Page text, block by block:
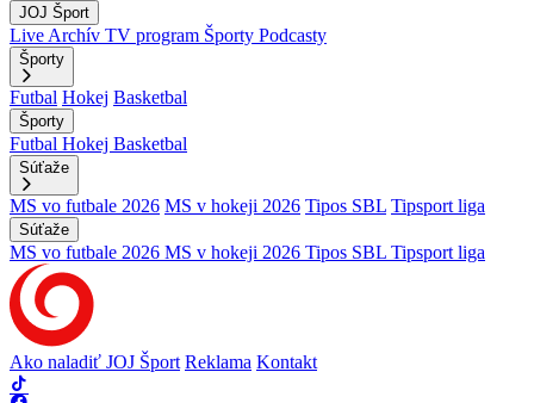
JOJ Šport
Live Archív TV program Športy Podcasty
Športy
Futbal Hokej Basketbal
Športy
Futbal Hokej Basketbal
Súťaže
MS vo futbale 2026 MS v hokeji 2026 Tipos SBL Tipsport liga
Súťaže
MS vo futbale 2026 MS v hokeji 2026 Tipos SBL Tipsport liga
Ako naladiť JOJ Šport Reklama Kontakt